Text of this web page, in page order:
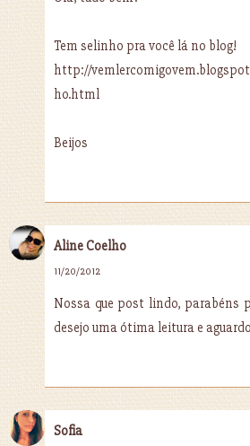
Tem selinho pra você lá no blog!
http://
ho.html
Beijos
Aline Coelho
11/20/2012
Nossa que post lindo, parabéns
desejo uma ótima leitura e
Sofia